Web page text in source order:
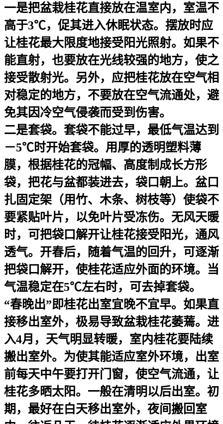
一是把盆栽桂花直接放在温室内，室温不
高于3℃，促其进入休眠状态。摆放时应
让桂花最大限度地接受阳光照射。如果不
能直射，也要放在光线较强的地方，使之
接受散射光。另外，应把桂花放在空气相
对稳定的地方，不要放在空气流通处，避
免其因冷空气侵袭而受到伤害。
二是套袋。套袋不能过早，最低气温达到
－5℃时开始套袋。用厚的透明塑料薄
膜，根据桂花的冠幅、高度制成长方形
袋，把花与盆都装进去，袋口朝上。盆口
扎固定架（用竹、木条、树枝等）使袋不
要紧贴叶片，以免叶片受冻伤。无风天暖
时，可把袋口解开让桂花接受阳光，通风
透气。开春后，随着气温的回升，可逐渐
把袋口解开，使桂花适应外面的环境。当
气温稳定在5℃左右时，可去掉套袋。
“春晚出”即桂花出室宜晚不宜早。如果直
接移出室外，极易导致盆栽桂花萎蔫。进
入4月，天气明显转暖，室内桂花要陆续
搬出室外。为使其能适应室外环境，出室
前每天中午要打开门窗，使空气流通，让
桂花多晒太阳。一般在清明以后出室。初
期，最好在白天移出室外，夜间搬回室